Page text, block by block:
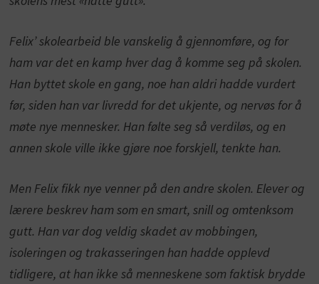
Felix’ skolearbeid ble vanskelig å gjennomføre, og for
ham var det en kamp hver dag å komme seg på skolen.
Han byttet skole en gang, noe han aldri hadde vurdert
før, siden han var livredd for det ukjente, og nervøs for å
møte nye mennesker. Han følte seg så verdiløs, og en
annen skole ville ikke gjøre noe forskjell, tenkte han.
Men Felix fikk nye venner på den andre skolen. Elever og
lærere beskrev ham som en smart, snill og omtenksom
gutt. Han var dog veldig skadet av mobbingen,
isoleringen og trakasseringen han hadde opplevd
tidligere, at han ikke så menneskene som faktisk brydde